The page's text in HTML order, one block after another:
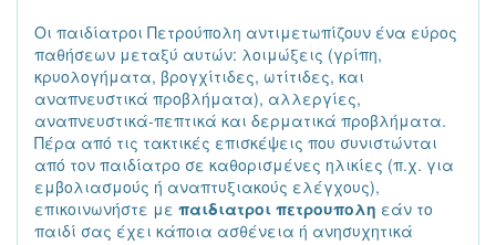
Οι παιδίατροι Πετρούπολη αντιμετωπίζουν ένα εύρος
παθήσεων μεταξύ αυτών: λοιμώξεις (γρίπη,
κρυολογήματα, βρογχίτιδες, ωτίτιδες, και
αναπνευστικά προβλήματα), αλλεργίες,
αναπνευστικά-πεπτικά και δερματικά προβλήματα.
Πέρα από τις τακτικές επισκέψεις που συνιστώνται
από τον παιδίατρο σε καθορισμένες ηλικίες (π.χ. για
εμβολιασμούς ή αναπτυξιακούς ελέγχους),
επικοινωνήστε με παιδιατροι πετρουπολη εάν το
παιδί σας έχει κάποια ασθένεια ή ανησυχητικά